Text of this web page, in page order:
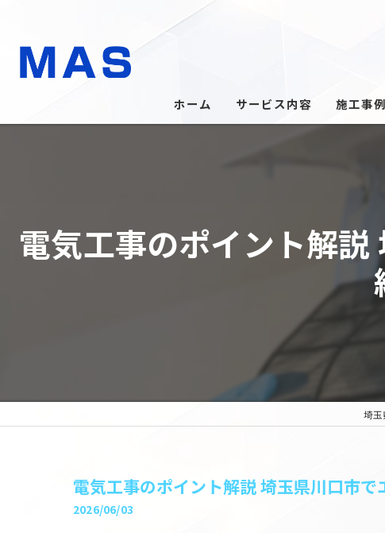
ホーム サービス内容 施工事例
電気工事のポイント解
埼玉
電気工事のポイント解説 埼玉県川口市
2026/06/03